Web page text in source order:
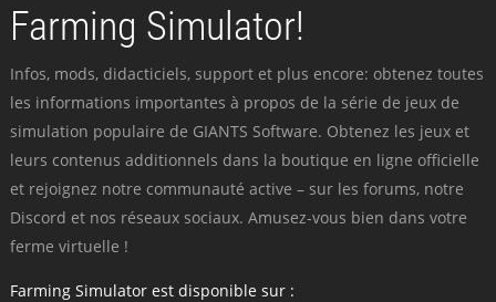
Farming Simulator!
Infos, mods, didacticiels, support et plus encore: obtenez toutes
les informations importantes à propos de la série de jeux de
simulation populaire de GIANTS Software. Obtenez les jeux et
leurs contenus additionnels dans la boutique en ligne officielle
et rejoignez notre communauté active – sur les forums, notre
Discord et nos réseaux sociaux. Amusez-vous bien dans votre
ferme virtuelle !
Farming Simulator est disponible sur :